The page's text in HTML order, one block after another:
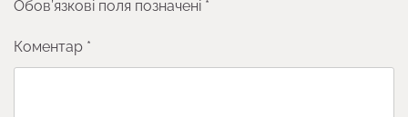
Обов’язкові поля позначені *
Коментар *